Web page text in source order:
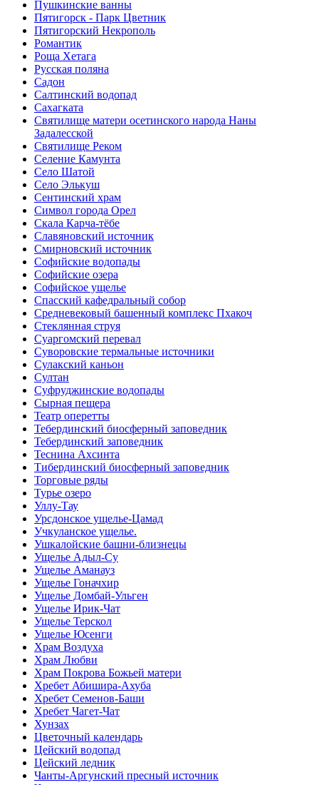
Пушкинские ванны
Пятигорск - Парк Цветник
Пятигорский Некрополь
Романтик
Роща Хетага
Русская поляна
Садон
Салтинский водопад
Сахагката
Святилище матери осетинского народа Наны
Задалесской
Святилище Реком
Селение Камунта
Село Шатой
Село Элькуш
Сентинский храм
Символ города Орел
Скала Карча-тёбе
Славяновский источник
Смирновский источник
Софийские водопады
Софийские озера
Софийское ущелье
Спасский кафедральный собор
Средневековый башенный комплекс Пхакоч
Стеклянная струя
Суаргомский перевал
Суворовские термальные источники
Сулакский каньон
Султан
Суфруджинские водопады
Сырная пещера
Театр оперетты
Тебердинский биосферный заповедник
Тебердинский заповедник
Теснина Ахсинта
Тибердинский биосферный заповедник
Торговые ряды
Турье озеро
Уллу-Тау
Урсдонское ущелье-Цамад
Учкуланское ущелье.
Ушкалойские башни-близнецы
Ущелье Адыл-Су
Ущелье Аманауз
Ущелье Гоначхир
Ущелье Домбай-Ульген
Ущелье Ирик-Чат
Ущелье Терскол
Ущелье Юсенги
Храм Воздуха
Храм Любви
Храм Покрова Божьей матери
Хребет Абишира-Ахуба
Хребет Семенов-Баши
Хребет Чагет-Чат
Хунзах
Цветочный календарь
Цейский водопад
Цейский ледник
Чанты-Аргунский пресный источник